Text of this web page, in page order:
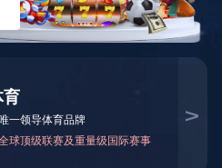
首页>工程案例 > 火